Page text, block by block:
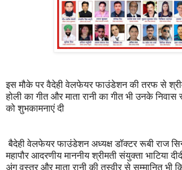
इस मौके पर वैदेही वेलफेयर फाउंडेशन की तरफ से
होली का गीत और माता रानी का गीत भी उनके निवास
को शुभकामनाएं दी
बैदेही वेलफेयर फाउंडेशन अध्यक्ष डॉक्टर रूबी राज
महापौर आदरणीय माननीय श्रीमती संयुक्ता भाटिया
अंग वस्त्र और माता रानी की तस्वीर से सम्मानित भी